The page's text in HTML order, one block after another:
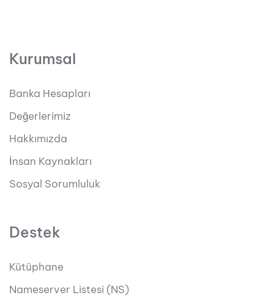
Kurumsal
Banka Hesapları
Değerlerimiz
Hakkımızda
İnsan Kaynakları
Sosyal Sorumluluk
Destek
Kütüphane
Nameserver Listesi (NS)